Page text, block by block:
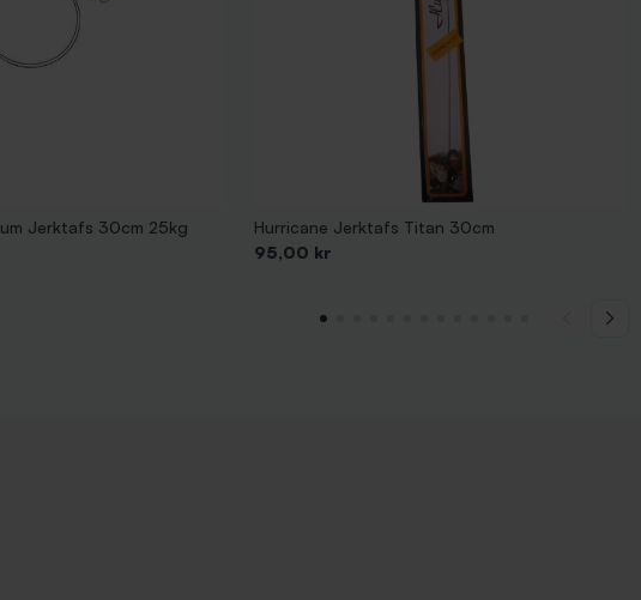
Jerktafs 30cm 25kg
Hurricane Jerktafs Titan 30cm
Pris
95,00 kr